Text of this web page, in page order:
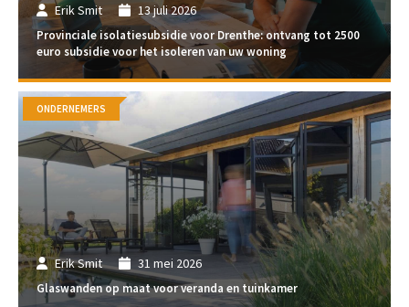
Erik Smit 13 juli 2026
Provinciale isolatiesubsidie voor Drenthe: ontvang tot 2500
euro subsidie voor het isoleren van uw woning
Erik Smit 31 mei 2026
Glaswanden op maat voor veranda en tuinkamer
ONDERNEMERS